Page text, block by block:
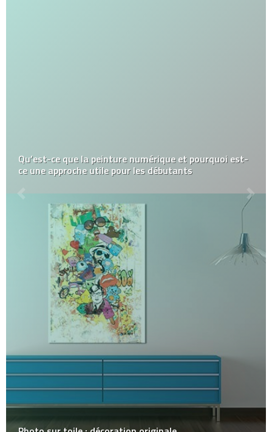
Qu’est-ce que la peinture numérique et pourquoi est-
ce une approche utile pour les débutants